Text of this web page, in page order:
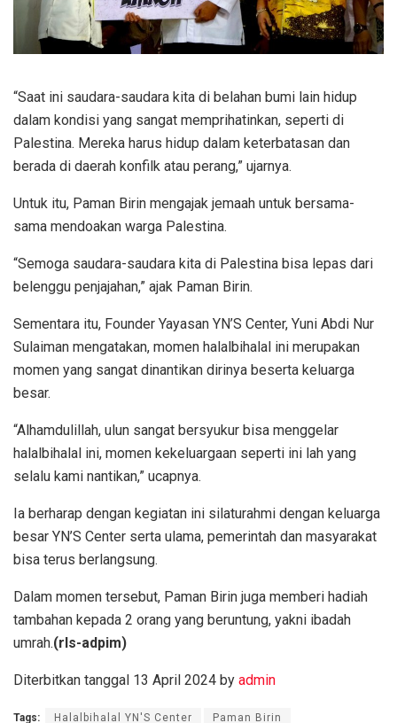
“Saat ini saudara-saudara kita di belahan bumi lain hidup
dalam kondisi yang sangat memprihatinkan, seperti di
Palestina. Mereka harus hidup dalam keterbatasan dan
berada di daerah konfilk atau perang,” ujarnya.
Untuk itu, Paman Birin mengajak jemaah untuk bersama-
sama mendoakan warga Palestina.
“Semoga saudara-saudara kita di Palestina bisa lepas dari
belenggu penjajahan,” ajak Paman Birin.
Sementara itu, Founder Yayasan YN’S Center, Yuni Abdi Nur
Sulaiman mengatakan, momen halalbihalal ini merupakan
momen yang sangat dinantikan dirinya beserta keluarga
besar.
“Alhamdulillah, ulun sangat bersyukur bisa menggelar
halalbihalal ini, momen kekeluargaan seperti ini lah yang
selalu kami nantikan,” ucapnya.
Ia berharap dengan kegiatan ini silaturahmi dengan keluarga
besar YN’S Center serta ulama, pemerintah dan masyarakat
bisa terus berlangsung.
Dalam momen tersebut, Paman Birin juga memberi hadiah
tambahan kepada 2 orang yang beruntung, yakni ibadah
umrah.(rls-adpim)
Diterbitkan tanggal 13 April 2024 by admin
Tags: Halalbihalal YN'S Center Paman Birin